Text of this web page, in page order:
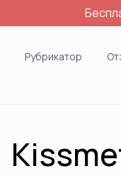
Рубрикатор